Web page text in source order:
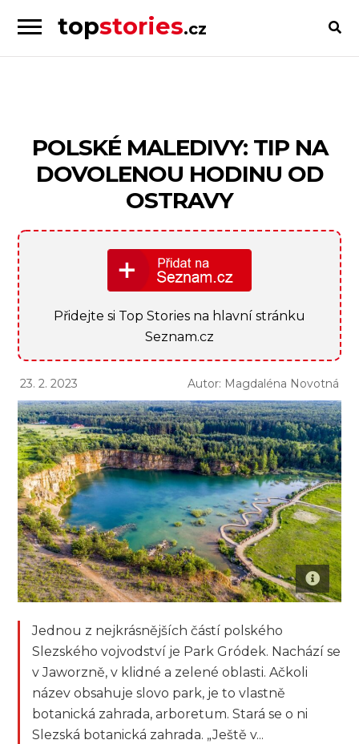
Skip
to
Skip
to
topstories.cz
lidi
POLSKÉ MALEDIVY: TIP NA
DOVOLENOU HODINU OD
OSTRAVY
Přidejte si Top Stories na hlavní stránku
Seznam.cz
23. 2. 2023 Autor: Magdaléna Novotná
Jednou z nejkrásnějších částí polského
Slezského vojvodství je Park Gródek. Nachází se
v Jaworzně, v klidné a zelené oblasti. Ačkoli
název obsahuje slovo park, je to vlastně
botanická zahrada, arboretum. Stará se o ni
Slezská botanická zahrada. „Ještě v...